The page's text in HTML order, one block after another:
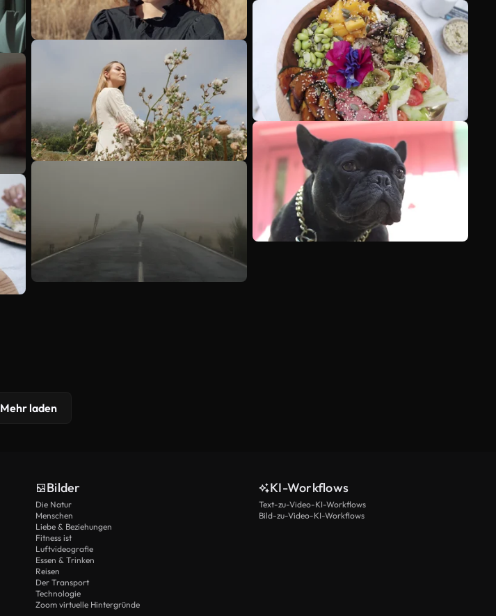
Mehr laden
Bilder
Die Natur
Menschen
Liebe & Beziehungen
Fitness ist
Luftvideografie
Essen & Trinken
Reisen
Der Transport
Technologie
Zoom virtuelle Hintergründe
KI-Workflows
Text-zu-Video-KI-Workflows
Bild-zu-Video-KI-Workflows